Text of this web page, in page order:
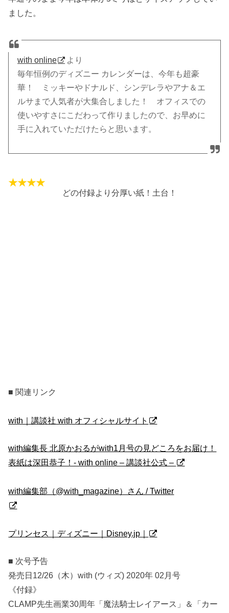
ました。
with online
より
毎年恒例のディズニー カレンダーは、今年も超豪
華！ ミッキーやドナルド、シンデレラやアナ＆エ
ルサまで人気者が大集合しました！ オフィスでの
使いやすさにこだわって作りましたので、お早めに
手に入れていただけたらと思います。
どの付録より分厚い紙！土台！
■ 関連リンク
with｜講談社 with オフィシャルサイト
with編集長 北原かおるがwith1月号の見どころをお届け！
表紙は深田恭子！- with online – 講談社公式 –
with編集部（@with_magazine）さん / Twitter
プリンセス｜ディズニー｜Disney.jp｜
■ 次号予告
発売日12/26（木）with (ウィズ) 2020年 02月号
《付録》
CLAMP先生画業30周年「魔法騎士レイアース」＆「カー